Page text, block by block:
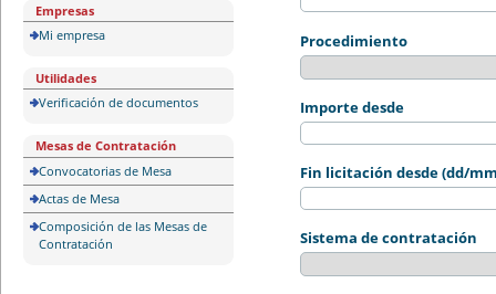
Empresas
Mi empresa
Utilidades
Verificación de documentos
Mesas de Contratación
Convocatorias de Mesa
Actas de Mesa
Composición de las Mesas de
Contratación
Procedimiento
Importe desde
Fin licitación desde (dd/
Sistema de contratación